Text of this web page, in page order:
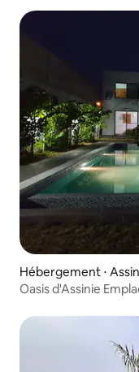
Hébergement ⋅
Oasis d'Assinie